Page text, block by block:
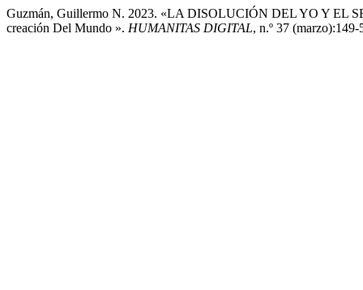
Guzmán, Guillermo N. 2023. «LA DISOLUCIÓN DEL YO Y EL
creación Del Mundo ». HUMANITAS DIGITAL, n.º 37